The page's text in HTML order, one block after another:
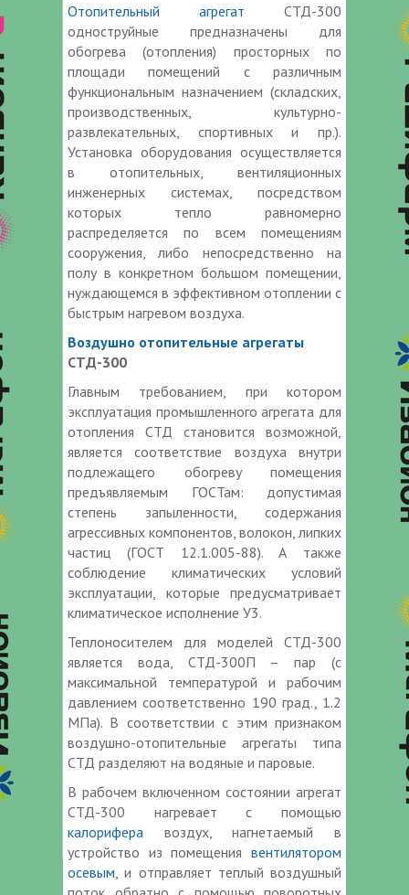
Отопительный агрегат СТД-300
одноструйные предназначены для
обогрева (отопления) просторных по
площади помещений с различным
функциональным назначением (складских,
производственных, культурно-
развлекательных, спортивных и пр.).
Установка оборудования осуществляется
в отопительных, вентиляционных
инженерных системах, посредством
которых тепло равномерно
распределяется по всем помещениям
сооружения, либо непосредственно на
полу в конкретном большом помещении,
нуждающемся в эффективном отоплении с
быстрым нагревом воздуха.
Воздушно отопительные агрегаты
СТД-300
Главным требованием, при котором
эксплуатация промышленного агрегата для
отопления СТД становится возможной,
является соответствие воздуха внутри
подлежащего обогреву помещения
предъявляемым ГОСТам: допустимая
степень запыленности, содержания
агрессивных компонентов, волокон, липких
частиц (ГОСТ 12.1.005-88). А также
соблюдение климатических условий
эксплуатации, которые предусматривает
климатическое исполнение У3.
Теплоносителем для моделей СТД-300
является вода, СТД-300П – пар (с
максимальной температурой и рабочим
давлением соответственно 190 град., 1.2
МПа). В соответствии с этим признаком
воздушно-отопительные агрегаты типа
СТД разделяют на водяные и паровые.
В рабочем включенном состоянии агрегат
СТД-300 нагревает с помощью
калорифера воздух, нагнетаемый в
устройство из помещения вентилятором
осевым , и отправляет теплый воздушный